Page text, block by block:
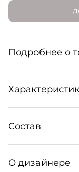
Подробнее о
Минималистичный
желтой обложке.
A5, 180 страниц
Артикул
Состав
О дизайнере